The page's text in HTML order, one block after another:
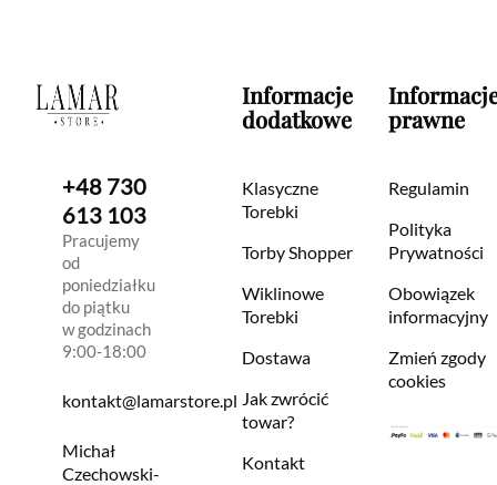
+48 730
613 103
Pracujemy
od
poniedziałku
do piątku
w godzinach
9:00-18:00
kontakt@lamarstore.pl
Michał
Czechowski-
Informacje
dodatkowe
Klasyczne
Torebki
Torby Shopper
Wiklinowe
Torebki
Dostawa
Jak zwrócić
towar?
Kontakt
prawne
Regulamin
Polityka
Prywatności
Obowiązek
informacyjny
Zmień zgody
cookies